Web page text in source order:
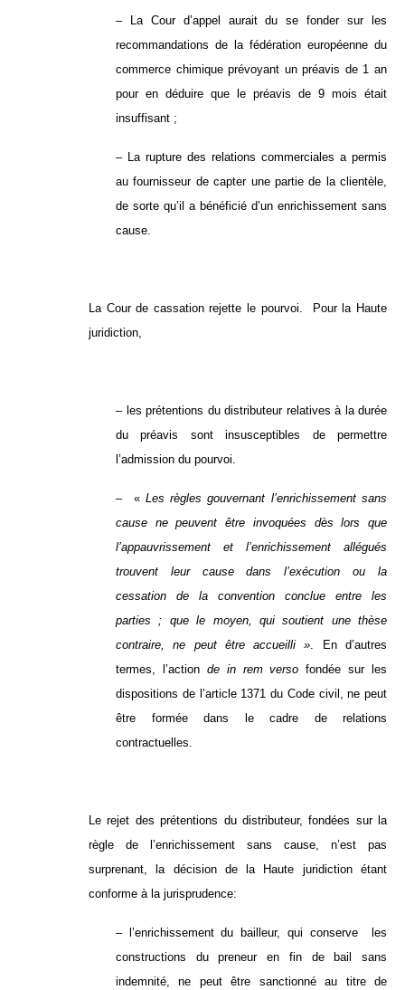
– La Cour d’appel aurait du se fonder sur les
recommandations de la fédération européenne du
commerce chimique prévoyant un préavis de 1 an
pour en déduire que le préavis de 9 mois était
insuffisant ;
– La rupture des relations commerciales a permis
au fournisseur de capter une partie de la clientèle,
de sorte qu’il a bénéficié d’un enrichissement sans
cause.
La Cour de cassation rejette le pourvoi. Pour la Haute
juridiction,
– les prétentions du distributeur relatives à la durée
du préavis sont insusceptibles de permettre
l’admission du pourvoi.
– « Les règles gouvernant l’enrichissement sans
cause ne peuvent être invoquées dès lors que
l’appauvrissement et l’enrichissement allégués
trouvent leur cause dans l’exécution ou la
cessation de la convention conclue entre les
parties ; que le moyen, qui soutient une thèse
contraire, ne peut être accueilli ». En d’autres
termes, l’action de in rem verso fondée sur les
dispositions de l’article 1371 du Code civil, ne peut
être formée dans le cadre de relations
contractuelles.
Le rejet des prétentions du distributeur, fondées sur la
règle de l’enrichissement sans cause, n’est pas
surprenant, la décision de la Haute juridiction étant
conforme à la jurisprudence:
–
l’enrichissement du bailleur, qui conserve les
constructions du preneur en fin de bail sans
indemnité, ne peut être sanctionné au titre de